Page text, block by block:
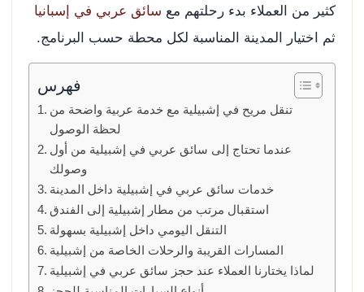
كثير من العملاء بدء رحلتهم مع سائق عربي في إسبانيا
ثم اختيار المدينة المناسبة لكل محطة حسب البرنامج.
فهرس
تنقل مريح في إشبيلية مع خدمة عربية واضحة من
لحظة الوصول
عندما تحتاج إلى سائق عربي في إشبيلية من أول
وصولك
خدمات سائق عربي في إشبيلية داخل المدينة
استقبال مرتب من مطار إشبيلية إلى الفندق
التنقل اليومي داخل إشبيلية بسهولة
المسارات القريبة والرحلات الخاصة من إشبيلية
لماذا يختارنا العملاء عند حجز سائق عربي في إشبيلية